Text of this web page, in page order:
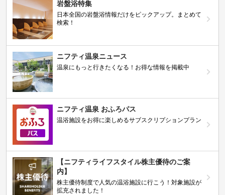
岩盤浴特集
日本全国の岩盤浴情報だけをピックアップ。まとめて
検索！
ニフティ温泉ニュース
温泉にもっと行きたくなる！お得な情報を掲載中
ニフティ温泉 おふろパス
温浴施設をお得に楽しめるサブスクリプションプラン
【ニフティライフスタイル株主優待のご案
内】
株主優待制度で人気の温浴施設に行こう！対象施設が
拡充されました！